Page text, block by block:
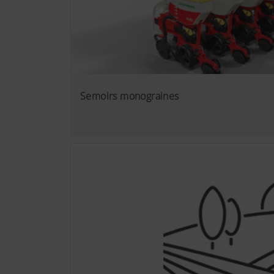
Objectif des
YouTube
Nous insérons
internet n'est
Plus d'infos
Semoirs monograines